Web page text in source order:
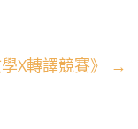
X轉譯競賽》 →